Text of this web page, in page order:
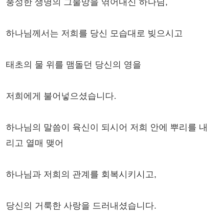
풍성한 생명의 그물망을 엮어내신 하나님,
하나님께서는 저희를 당신 모습대로 빚으시고
태초의 물 위를 맴돌던 당신의 영을
저희에게 불어넣으셨습니다.
하나님의 말씀이 육신이 되시어 저희 안에 뿌리를 내
리고 열매 맺어
하나님과 저희의 관계를 회복시키시고,
당신의 거룩한 사랑을 드러내셨습니다.